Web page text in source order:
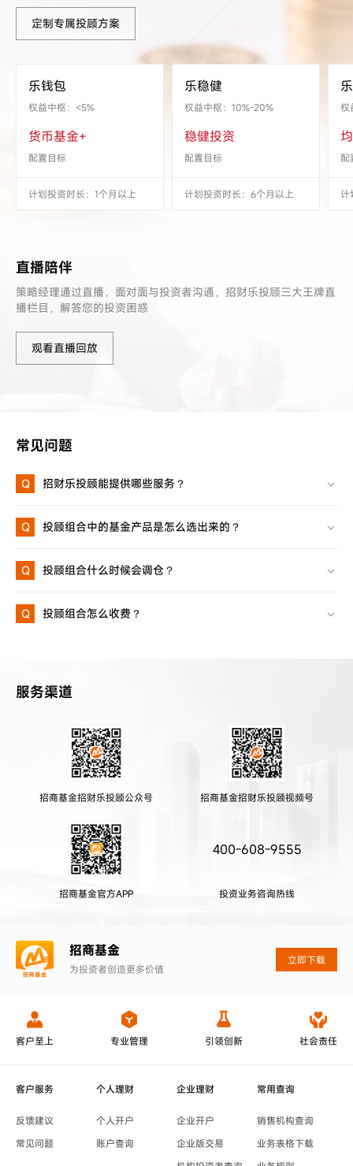
定制专属投顾方案
乐钱包
权益中枢：<5%
货币基金+
配置目标
计划投资时长：1个月以上
乐稳健
权益中枢：10%-20%
稳健投资
配置目标
计划投资时长：6个月以上
权
配
计
直播陪伴
策略经理通过直播，面对面与投资者沟通，招财乐投顾三大王牌直
播栏目，解答您的投资困惑
观看直播回放
常见问题
Q 招财乐投顾能提供哪些服务？
Q 投顾组合中的基金产品是怎么选出来的？
Q 投顾组合什么时候会调仓？
Q 投顾组合怎么收费？
服务渠道
招商基金招财乐投顾公众号 招商基金招财乐投顾视频号
招商基金官方APP
400-608-9555
投资业务咨询热线
招商基金
为投资者创造更多价值
立即下载
客户至上 专业管理 引领创新 社会责任
客户服务
反馈建议
常见问题
个人理财
个人开户
账户查询
企业理财
企业开户
企业版交易
常用查询
销售机构查询
业务表格下载